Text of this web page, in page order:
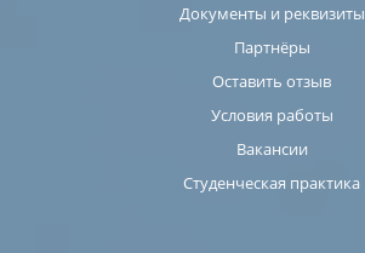
Документы и реквизиты
Партнёры
Оставить отзыв
Условия работы
Вакансии
Студенческая практика